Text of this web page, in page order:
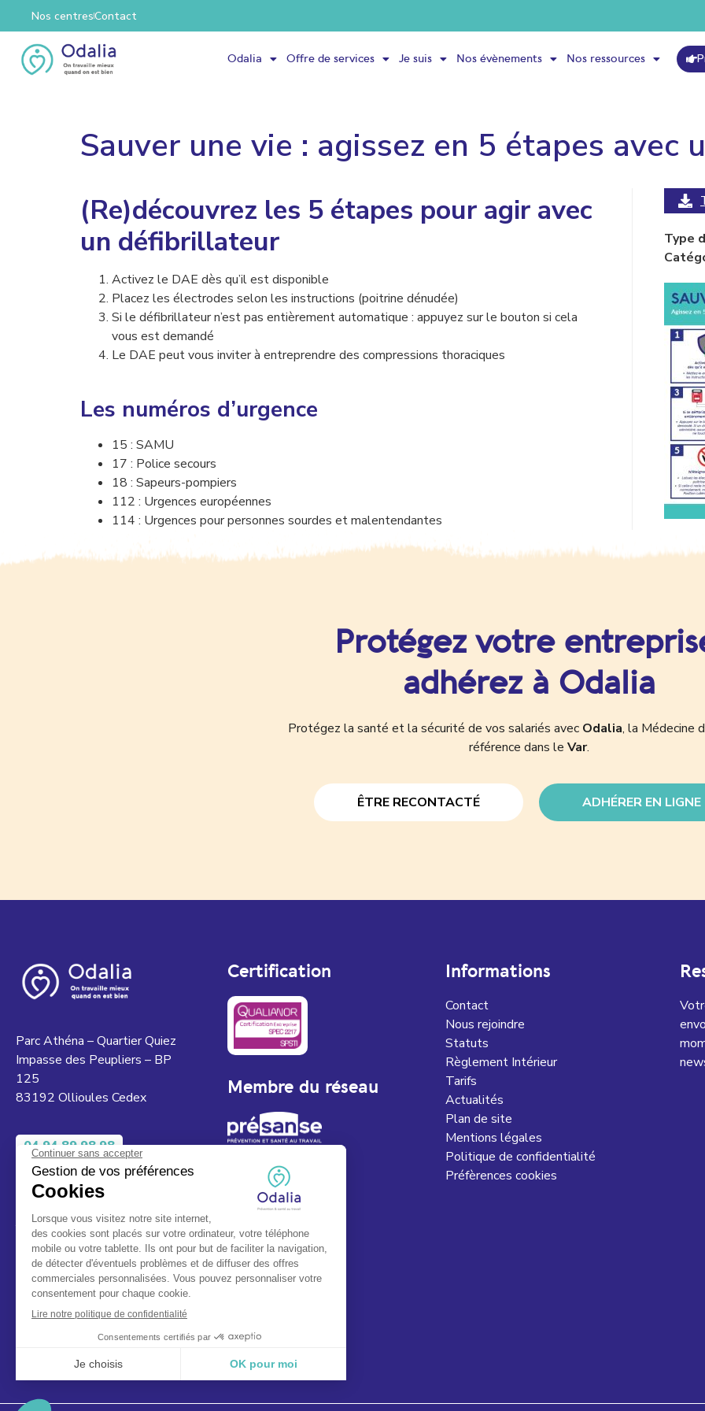
Nos centresContact
Odalia Offre de services Je suis Nos évènements Nos ressources
Sauver une vie : agissez en 5 étapes
(Re)découvrez les 5 étapes pour agir avec
un défibrillateur
Activez le DAE dès qu’il est disponible
Placez les électrodes selon les instructions (poitrine dénudée)
Si le défibrillateur n’est pas entièrement automatique : appuyez sur le bouton si cela
vous est demandé
Le DAE peut vous inviter à entreprendre des compressions thoraciques
Les numéros d’urgence
15 : SAMU
17 : Police secours
18 : Sapeurs-pompiers
112 : Urgences européennes
114 : Urgences pour personnes sourdes et malentendantes
Type
Protégez votre
adhérez à Odalia
Protégez la santé et la sécurité de vos salariés avec Odalia, la Médecine
référence dans le Var.
ÊTRE RECONTACTÉ ADHÉRER EN LIGNE
Parc Athéna – Quartier Quiez
Impasse des Peupliers – BP
125
83192 Ollioules Cedex
04 94 89 98 98
Du lundi au jeudi 08h00 à 12h00 et de
13h00 à 17h00.
Le vendredi de 08h00 à 12h00.
Fermé le samedi, dimanche et jours
fériés.
Service & appel gratuits.
Certification
Membre du réseau
Informations
Contact
Nous rejoindre
Statuts
Règlement Intérieur
Tarifs
Actualités
Plan de site
Mentions légales
Politique de confidentialité
Préfèrences cookies